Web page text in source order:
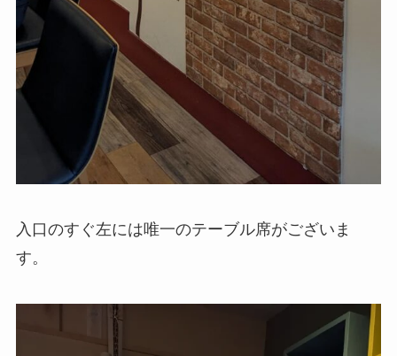
入口のすぐ左には唯一のテーブル席がございま
す。